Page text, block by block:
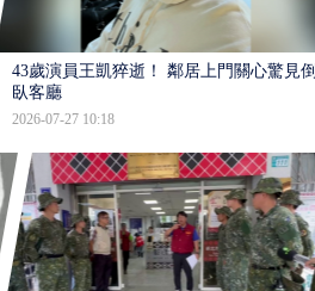
43歲演員王凱猝逝！ 鄰居上門關心驚見倒
臥客廳
2026-07-27 10:18